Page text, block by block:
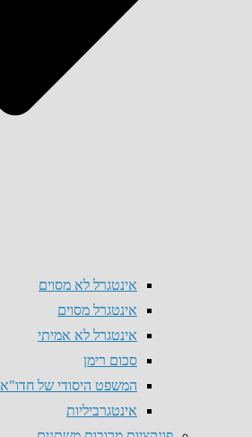
אינטגרל לא מסוים
אינטגרל מסוים
אינטגרל לא אמיתי
סכום רימן
המשפט היסודי של חדו"א
אינטגרביליות